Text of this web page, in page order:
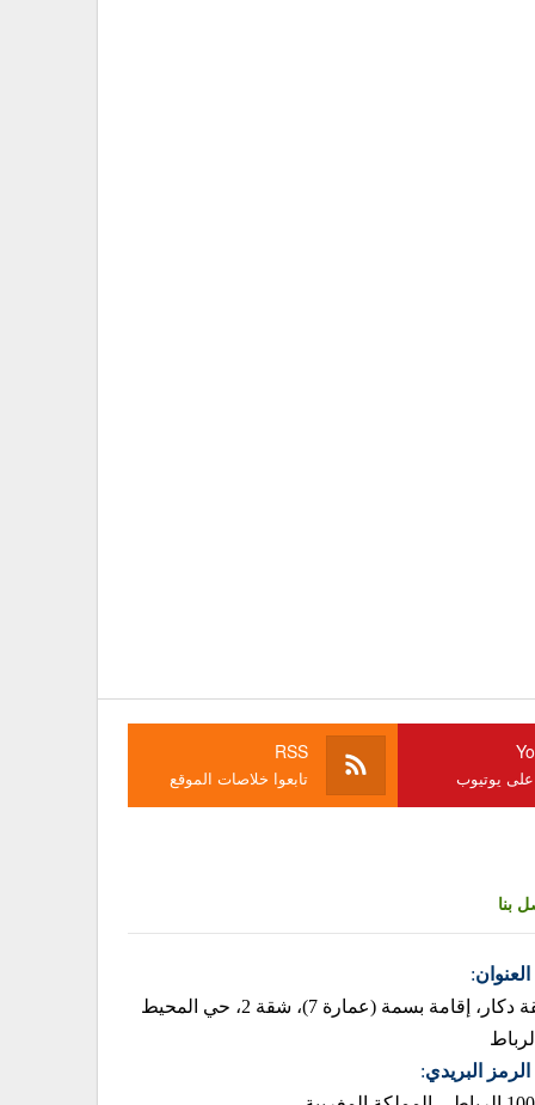
على يوتيوب
RSS
تابعوا خلاصات الموقع
بنا
العنوان:
زنقة دكار، إقامة بسمة (عمارة 7)، شقة 2، حي المحيط
الرمز البريدي: